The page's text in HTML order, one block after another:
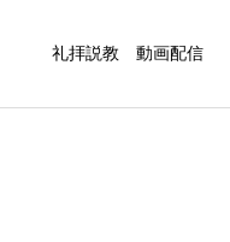
礼拝説教 動画配信